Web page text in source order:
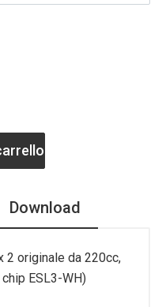
Download
2 originale da 220cc,
ESL3-WH)